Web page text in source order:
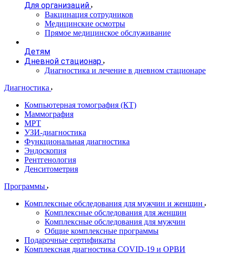
Для организаций
Вакцинация сотрудников
Медицинские осмотры
Прямое медицинское обслуживание
Детям
Дневной стационар
Диагностика и лечение в дневном стационаре
Диагностика
Компьютерная томография (КТ)
Маммография
МРТ
УЗИ-диагностика
Функциональная диагностика
Эндоскопия
Рентгенология
Денситометрия
Программы
Комплексные обследования для мужчин и женщин
Комплексные обследования для женщин
Комплексные обследования для мужчин
Общие комплексные программы
Подарочные сертификаты
Комплексная диагностика COVID-19 и ОРВИ